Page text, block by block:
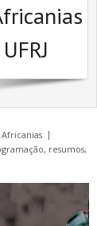
Africanias
, resumos,